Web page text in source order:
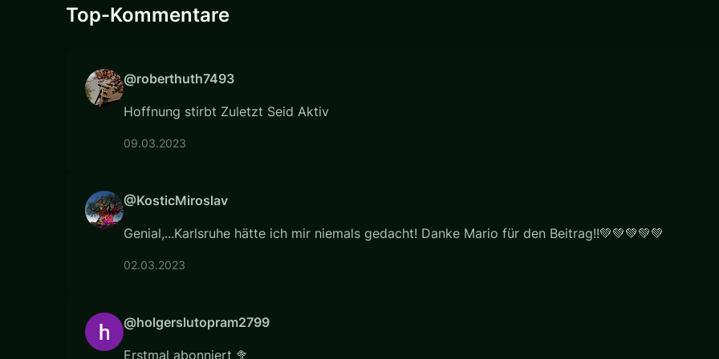
Top-Kommentare
@roberthuth7493
Hoffnung stirbt Zuletzt Seid Aktiv
09.03.2023
@KosticMiroslav
Genial,...Karlsruhe hätte ich mir niemals gedacht! Danke Mario für den Beitrag!!💚💚💚💚💚
02.03.2023
@holgerslutopram2799
Erstmal abonniert 🥦